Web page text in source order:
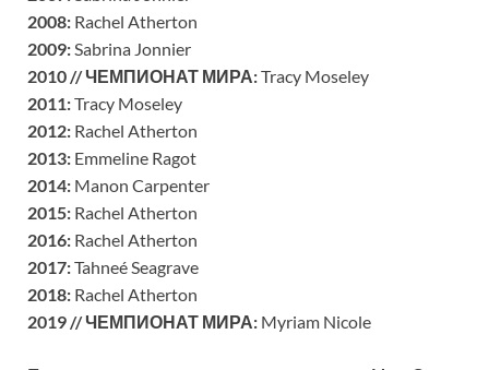
2008: Rachel Atherton
2009:Sabrina Jonnier
2010 //ЧЕМПИОНАТ МИРА:Tracy Moseley
2011:Tracy Moseley
2012: Rachel Atherton
2013: Emmeline Ragot
2014: Manon Carpenter
2015: Rachel Atherton
2016: Rachel Atherton
2017:Tahneé Seagrave
2018: Rachel Atherton
2019 //ЧЕМПИОНАТ МИРА: Myriam Nicole